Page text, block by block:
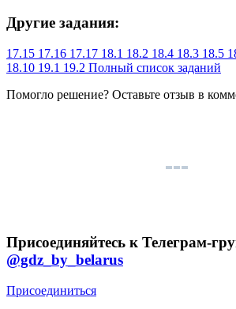
Другие задания:
17.15 17.16 17.17 18.1 18.2 18.4 18.3 18.5
18.10 19.1 19.2 Полный список заданий
Помогло решение? Оставьте отзыв в
Присоединяйтесь к Телеграм-
@gdz_by_belarus
Присоединиться